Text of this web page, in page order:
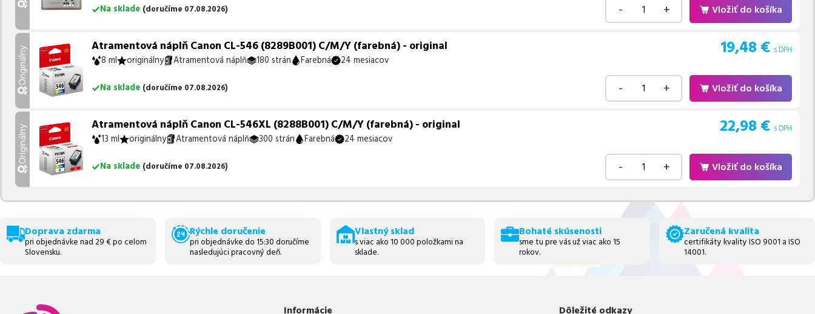
Na sklade (doručíme 07.08.2026) - + Vložiť do košíka
Originálny Atramentová náplň Canon CL-546 (8289B001) C/M/Y (farebná) - original 19,48 € s DPH
8 ml originálny Atramentová náplň 180 strán Farebná 24 mesiacov
Na sklade (doručíme 07.08.2026) - + Vložiť do košíka
Originálny Atramentová náplň Canon CL-546XL (8288B001) C/M/Y (farebná) - original 22,98 € s DPH
13 ml originálny Atramentová náplň 300 strán Farebná 24 mesiacov
Na sklade (doručíme 07.08.2026) - + Vložiť do košíka
Doprava zdarma
pri objednávke nad 29 € po celom
Slovensku.
Rýchle doručenie
pri objednávke do 15:30 doručíme
nasledujúci pracovný deň.
Vlastný sklad
s viac ako 10 000 položkami na
sklade.
Bohaté skúsenosti
sme tu pre vás už viac ako 15
rokov.
Zaručená kvalita
certifikáty kvality ISO 9001 a ISO
14001.
Informácie Dôležité odkazy